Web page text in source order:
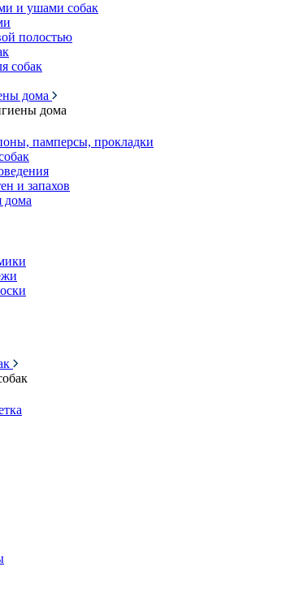
и ушами собак
полостью
собак
дома
дома
памперсы, прокладки
и запахов
дома